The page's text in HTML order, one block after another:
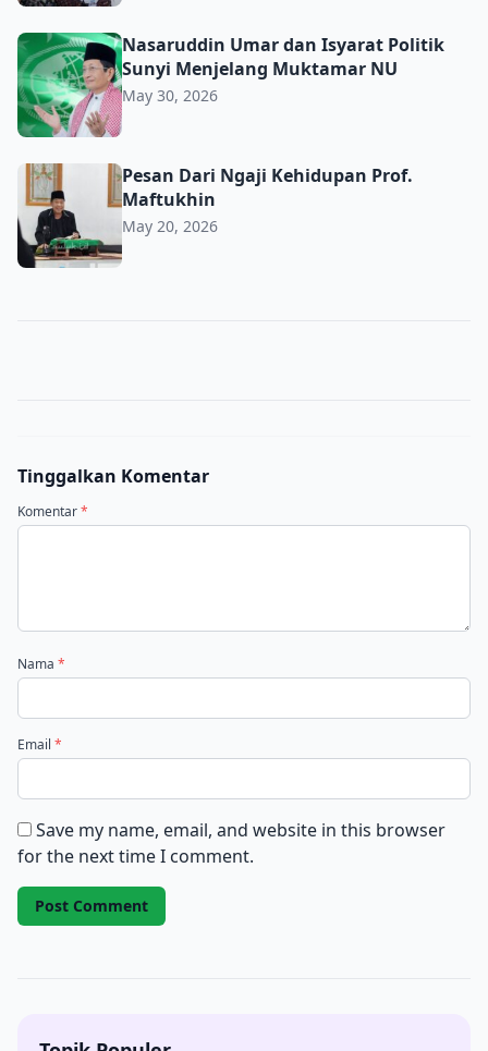
Nasaruddin Umar dan Isyarat Politik Sunyi Menjelang
Nasaruddin Umar dan Isyarat Politik
Sunyi Menjelang Muktamar NU
May 30, 2026
Pesan Dari Ngaji Kehidupan Prof. Maftukhin
Pesan Dari Ngaji Kehidupan Prof.
Maftukhin
May 20, 2026
Tinggalkan Komentar
Komentar*
Nama *
Email *
Save my name, email, and website in this browser
for the next time I comment.